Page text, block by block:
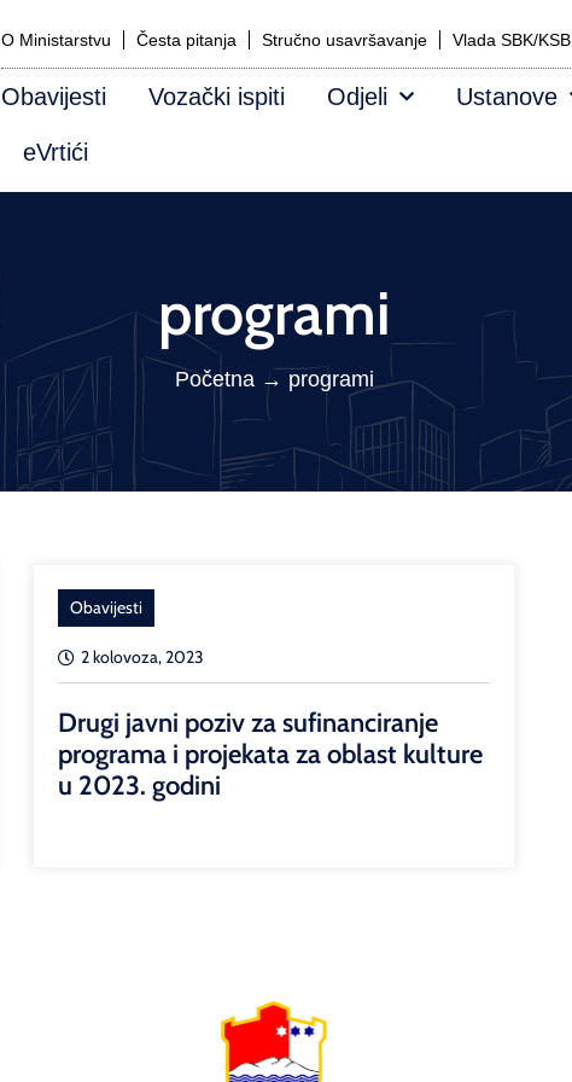
O Ministarstvu Česta pitanja Stručno usavršavanje Vlada SBK/KSB
Obavijesti Vozački ispiti Odjeli Ustanove
eVrtići
programi
Početna→ programi
Obavijesti
2 kolovoza, 2023
Drugi javni poziv za sufinanciranje
programa i projekata za oblast kulture
u 2023. godini